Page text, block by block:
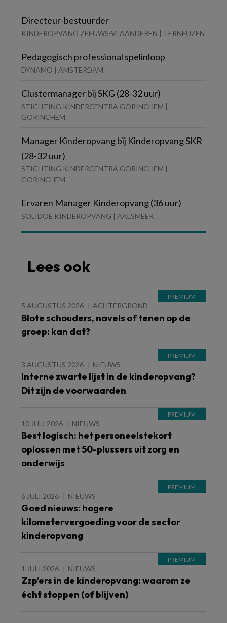
Directeur-bestuurder
KINDEROPVANG ZEEUWS-VLAANDEREN | TERNEUZEN
Pedagogisch professional spelinloop
DYNAMO | AMSTERDAM
Clustermanager bij SKG (28-32 uur)
STICHTING KINDERCENTRA GORINCHEM |
GORINCHEM
Manager Kinderopvang bij Kinderopvang SKR
(28-32 uur)
STICHTING KINDERCENTRA GORINCHEM |
GORINCHEM
Ervaren Manager Kinderopvang (36 uur)
SOLIDOE KINDEROPVANG | AALSMEER
Lees ook
5 AUGUSTUS 2026 ACHTERGROND
Blote schouders, navels of tenen op de
groep: kan dat?
3 AUGUSTUS 2026 NIEUWS
Interne zwarte lijst in de kinderopvang?
Dit zijn de voorwaarden
10 JULI 2026 NIEUWS
Best logisch: het personeelstekort
oplossen met 50-plussers uit zorg en
onderwijs
6 JULI 2026 NIEUWS
Goed nieuws: hogere
kilometervergoeding voor de sector
kinderopvang
1 JULI 2026 NIEUWS
Zzp’ers in de kinderopvang: waarom ze
écht stoppen (of blijven)